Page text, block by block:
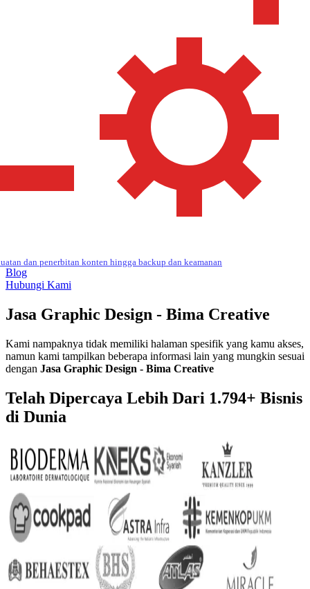
dan penerbitan konten hingga backup dan keamanan
Blog
Hubungi Kami
Jasa Graphic Design - Bima Creative
Kami nampaknya tidak memiliki halaman spesifik yang kamu akses,
namun kami tampilkan beberapa informasi lain yang mungkin sesuai
dengan Jasa Graphic Design - Bima Creative
Telah Dipercaya Lebih Dari 1.794+ Bisnis
di Dunia